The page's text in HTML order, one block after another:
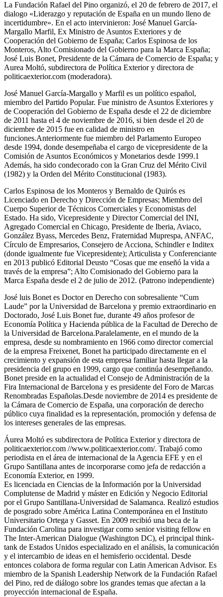
La Fundación Rafael del Pino organizó, el 20 de febrero de 2017, el
dialogo «Liderazgo y reputación de España en un mundo lleno de
incertidumbre». En el acto intervinieron: José Manuel García-
Margallo Marfil, Ex Ministro de Asuntos Exteriores y de
Cooperación del Gobierno de España; Carlos Espinosa de los
Monteros, Alto Comisionado del Gobierno para la Marca España;
José Luis Bonet, Presidente de la Cámara de Comercio de España; y
Aurea Moltó, subdirectora de Política Exterior y directora de
politicaexterior.com (moderadora).
José Manuel García-Margallo y Marfil es un político español,
miembro del Partido Popular. Fue ministro de Asuntos Exteriores y
de Cooperación del Gobierno de España desde el 22 de diciembre
de 2011 hasta el 4 de noviembre de 2016, si bien desde el 20 de
diciembre de 2015 fue en calidad de ministro en
funciones.Anteriormente fue miembro del Parlamento Europeo
desde 1994, donde desempeñaba el cargo de vicepresidente de la
Comisión de Asuntos Económicos y Monetarios desde 1999.1
Además, ha sido condecorado con la Gran Cruz del Mérito Civil
(1982) y la Orden del Mérito Constitucional (1983).
Carlos Espinosa de los Monteros y Bernaldo de Quirós es
Licenciado en Derecho y Dirección de Empresas; Miembro del
Cuerpo Superior de Técnicos Comerciales y Economistas del
Estado. Ha sido, Vicepresidente y Director Comercial del INI,
Agregado Comercial en Chicago, Presidente de Iberia, Aviaco,
González Byass, Mercedes Benz, Fraternidad Muprespa, ANFAC,
Círculo de Empresarios, Consejero de Acciona, Schindler e Inditex
(donde igualmente fue Vicepresidente); Articulista y Conferenciante
en 2013 publicó Editorial Deusto “Cosas que me enseñó la vida a
través de la empresa”; Alto Comisionado del Gobierno para la
Marca España desde el 2 de julio de 2012. (Patrono independiente)
José luis Bonet es Doctor en Derecho con sobresaliente “Cum
Laude” por la Universidad de Barcelona y premio extraordinario en
Doctorado, José Luis Bonet fue, durante 49 años profesor de
Economía Política y Hacienda pública de la Facultad de Derecho de
la Universidad de Barcelona.Paralelamente, en el mundo de la
empresa, desde su nombramiento en 1966 como director comercial
de la empresa Freixenet, Bonet ha participado directamente en el
crecimiento y expansión de esta empresa familiar hasta llegar a la
presidencia del grupo en 1999, cargo que continúa desempeñando.
Bonet preside en la actualidad el Consejo de Administración de la
Fira Internacional de Barcelona y es presidente del Foro de Marcas
Renombradas Españolas.Desde noviembre de 2014 es presidente de
la Cámara de Comercio de España, una corporación de derecho
público cuya finalidad es la representación, promoción y defensa de
los intereses generales de las empresas.
Áurea Moltó es subdirectora de Política Exterior y directora de
politicaexterior.com //www.politicaexterior.com/. Trabajó como
periodista en el área de internacional de la Agencia EFE y en el
Grupo Santillana antes de incorporarse como jefa de redacción a
Economía Exterior, en 1999.
Es licenciada en Ciencias de la Información por la Universidad
Complutense de Madrid y máster en Edición y Negocio Editorial
por el Grupo Santillana-Universidad de Salamanca. Realizó estudios
de posgrado sobre América Latina Contemporánea en el Instituto
Universitario Ortega y Gasset. En 2009 recibió una beca de la
Fundación Carolina para investigar como senior visiting fellow en
The Inter-American Dialogue (Washington DC), el principal think-
tank de Estados Unidos especializado en el análisis, la comunicación
y el intercambio de ideas en el hemisferio occidental. Desde
entonces colabora de forma regular con Latin American Advisor. Es
miembro de la Spanish Leadership Network de la Fundación Rafael
del Pino, red de diálogo sobre los grandes temas que afectan a la
proyección internacional de España.